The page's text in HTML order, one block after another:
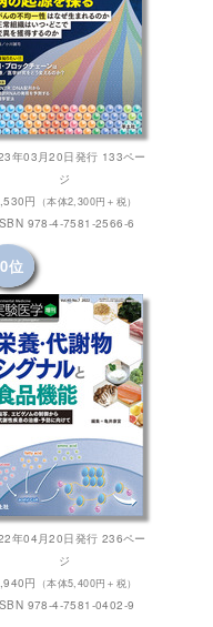
年03月20日発行 133ペー
ジ
円
（本体2,300円＋税）
978-4-7581-2566-6
位
年04月20日発行 236ペー
ジ
円
（本体5,400円＋税）
978-4-7581-0402-9